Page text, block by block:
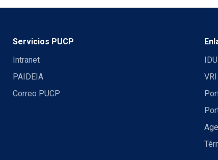
Servicios PUCP
Intranet
PAIDEIA
Correo PUCP
IDU
VRI